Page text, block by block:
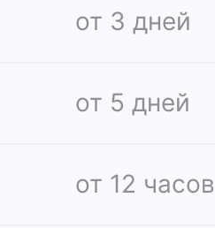
от 3 дней
от 5 дней
от 12 часов